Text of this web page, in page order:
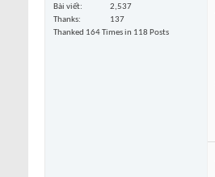
Bài viết
2,537
Thanks
137
Thanked 164 Times in 118 Posts